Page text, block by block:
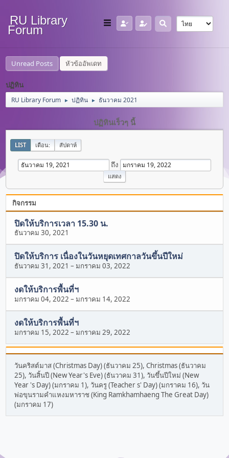
RU Library
Forum
Unread Posts หัวข้ออัพเดท
ปฏิทิน
RU Library Forum ► ปฏิทิน ► ธันวาคม 2021
ปฏิทินเร็วๆ นี้
LIST เดือน: สัปดาห์
ถึง
กิจกรรม
ปิดให้บริการเวลา 15.30 น.
ธันวาคม 30, 2021
ปิดให้บริการ เนื่องในวันหยุดเทศกาลวันขึ้นปีใหม่
ธันวาคม 31, 2021 –มกราคม 03, 2022
งดให้บริการพื้นที่ฯ
มกราคม 04, 2022 –มกราคม 14, 2022
งดให้บริการพื้นที่ฯ
มกราคม 15, 2022 –มกราคม 29, 2022
วันคริสต์มาส (Christmas Day) (ธันวาคม 25), Christmas (ธันวาคม
25), วันสิ้นปี (New Year's Eve) (ธันวาคม 31), วันขึ้นปีใหม่ (New
Year 's Day) (มกราคม 1), วันครู (Teacher s' Day) (มกราคม 16), วัน
พ่อขุนรามคำแหงมหาราช (King Ramkhamhaeng The Great Day)
(มกราคม 17)